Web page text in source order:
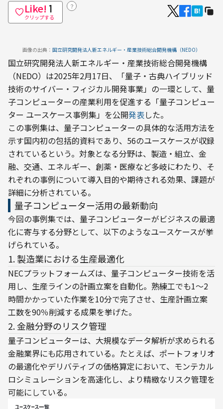
Like! 1
クリップする
？
画像の出典： 国立研究開発法人新エネルギー・産業技術総合開発機構（NEDO）
国立研究開発法人新エネルギー・産業技術総合開発機構
（NEDO）は2025年2月17日、「量子・古典ハイブリッド
技術のサイバー・フィジカル開発事業」の一環として、量
子コンピューターの産業利用を促進する「量子コンピュー
ター ユースケース事例集」を公開発表した。
この事例集は、量子コンピューターの具体的な活用方法を
示す国内初の包括的資料であり、56のユースケースが収録
されているという。対象となる分野は、製造・組立、金
融、交通、エネルギー、創薬・医療など多岐にわたり、そ
れぞれの事例について導入目的や期待される効果、課題が
詳細に分析されている。
量子コンピューター活用の最新動向
今回の事例集では、量子コンピューターがビジネスの最適
化に寄与する分野として、以下のようなユースケースが挙
げられている。
1. 製造業における生産最適化
NECプラットフォームズは、量子コンピューター技術を活
用し、生産ラインの計画立案を自動化。熟練工でも1～2
時間かかっていた作業を10分で完了させ、生産計画立案
工数を90％削減する成果を挙げた。
2. 金融分野のリスク管理
量子コンピューターは、大規模なデータ解析が求められる
金融業界にも応用されている。たとえば、ポートフォリオ
の最適化やデリバティブの価格算定において、モンテカル
ロシミュレーションを高速化し、より精緻なリスク管理を
可能にしている。